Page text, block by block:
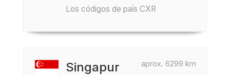
Los códigos de país CXR
aprox. 6299 km
Singapur